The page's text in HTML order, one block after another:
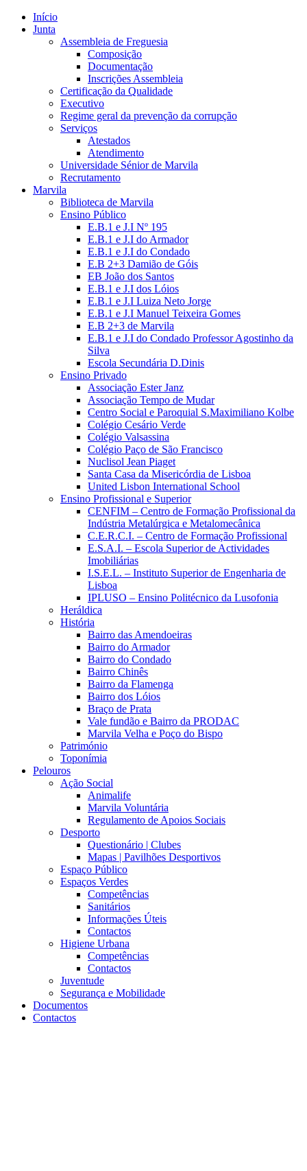
Início
Junta
Assembleia de Freguesia
Composição
Documentação
Inscrições Assembleia
Certificação da Qualidade
Executivo
Regime geral da prevenção da corrupção
Serviços
Atestados
Atendimento
Universidade Sénior de Marvila
Recrutamento
Marvila
Biblioteca de Marvila
Ensino Público
E.B.1 e J.I Nº 195
E.B.1 e J.I do Armador
E.B.1 e J.I do Condado
E.B 2+3 Damião de Góis
EB João dos Santos
E.B.1 e J.I dos Lóios
E.B.1 e J.I Luiza Neto Jorge
E.B.1 e J.I Manuel Teixeira Gomes
E.B 2+3 de Marvila
E.B.1 e J.I do Condado Professor Agostinho da
Silva
Escola Secundária D.Dinis
Ensino Privado
Associação Ester Janz
Associação Tempo de Mudar
Centro Social e Paroquial S.Maximiliano Kolbe
Colégio Cesário Verde
Colégio Valsassina
Colégio Paço de São Francisco
Nuclisol Jean Piaget
Santa Casa da Misericórdia de Lisboa
United Lisbon International School
Ensino Profissional e Superior
CENFIM – Centro de Formação Profissional da
Indústria Metalúrgica e Metalomecânica
C.E.R.C.I. – Centro de Formação Profissional
E.S.A.I. – Escola Superior de Actividades
Imobiliárias
I.S.E.L. – Instituto Superior de Engenharia de
Lisboa
IPLUSO – Ensino Politécnico da Lusofonia
Heráldica
História
Bairro das Amendoeiras
Bairro do Armador
Bairro do Condado
Bairro Chinês
Bairro da Flamenga
Bairro dos Lóios
Braço de Prata
Vale fundão e Bairro da PRODAC
Marvila Velha e Poço do Bispo
Património
Toponímia
Pelouros
Ação Social
Animalife
Marvila Voluntária
Regulamento de Apoios Sociais
Desporto
Questionário | Clubes
Mapas | Pavilhões Desportivos
Espaço Público
Espaços Verdes
Competências
Sanitários
Informações Úteis
Contactos
Higiene Urbana
Competências
Contactos
Juventude
Segurança e Mobilidade
Documentos
Contactos